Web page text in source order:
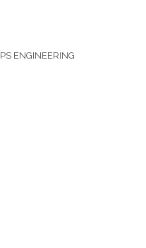
ENGINEERING